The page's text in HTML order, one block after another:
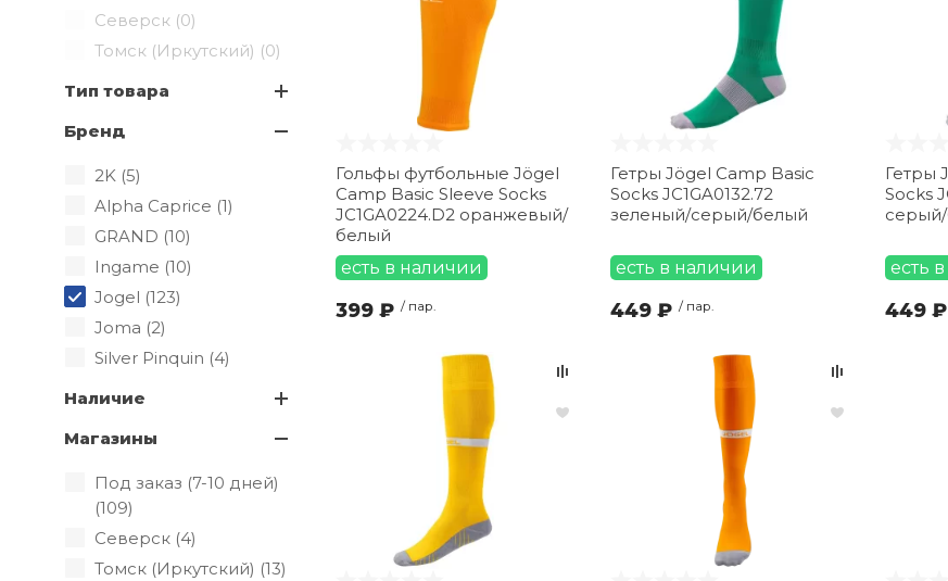
Северск (0)
Томск (Иркутский) (0)
Тип товара
Бренд
2K (5)
Alpha Caprice (1)
GRAND (10)
Ingame (10)
Jogel (123)
Joma (2)
Silver Pinquin (4)
Наличие
Магазины
Под заказ (7-10 дней)
(109)
Северск (4)
Томск (Иркутский) (13)
Гольфы футбольные Jögel
Camp Basic Sleeve Socks
JC1GA0224.D2 оранжевый/
белый
есть в наличии
399 ₽ / пар.
Гетры Jögel Camp Basic
Socks JC1GA0132.72
зеленый/серый/белый
есть в наличии
449 ₽ / пар.
Гетры
Socks
есть
449 ₽